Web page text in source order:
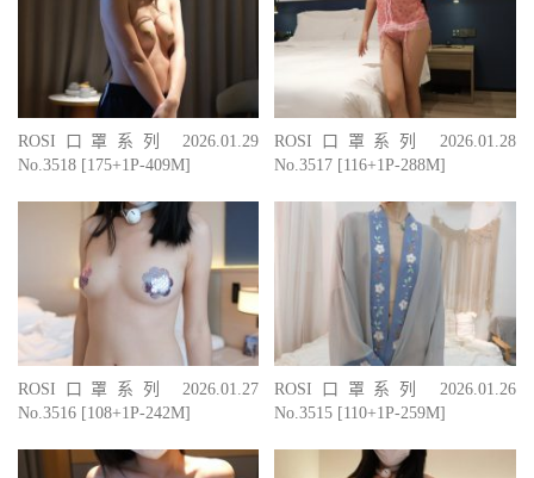
ROSI口罩系列 2026.01.29
No.3518 [175+1P-409M]
ROSI口罩系列 2026.01.28
No.3517 [116+1P-288M]
ROSI口罩系列 2026.01.27
No.3516 [108+1P-242M]
ROSI口罩系列 2026.01.26
No.3515 [110+1P-259M]